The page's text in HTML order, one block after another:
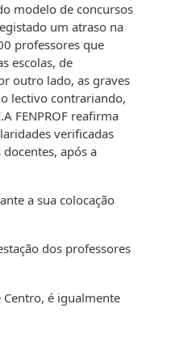
modelo de concursos
um atraso na
professores que
escolas, de
outro lado, as graves
lectivo contrariando,
FENPROF reafirma
verificadas
após a
a sua colocação
dos professores
é igualmente